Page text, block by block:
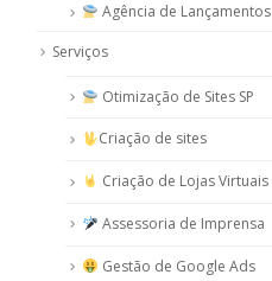
Agência de Lançamentos
Serviços
Otimização de Sites SP
Criação de sites
Criação de Lojas Virtuais
Assessoria de Imprensa
Gestão de Google Ads